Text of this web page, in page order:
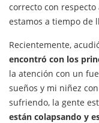
correcto con
estamos a tiempo de
Recientemente,
encontró con los
la atención con un
sueños y mi niñez
sufriendo, la gente
están colapsando y